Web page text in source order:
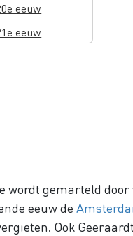
eeuw
eeuw
wordt gemarteld
eeuw de
Ook